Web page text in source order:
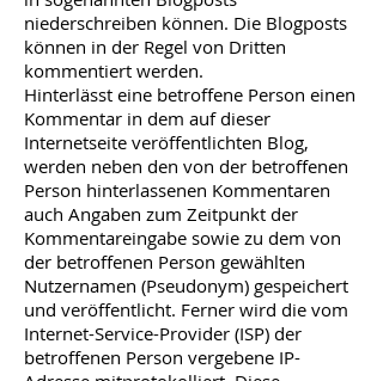
niederschreiben können. Die Blogposts
können in der Regel von Dritten
kommentiert werden.
Hinterlässt eine betroffene Person einen
Kommentar in dem auf dieser
Internetseite veröffentlichten Blog,
werden neben den von der betroffenen
Person hinterlassenen Kommentaren
auch Angaben zum Zeitpunkt der
Kommentareingabe sowie zu dem von
der betroffenen Person gewählten
Nutzernamen (Pseudonym) gespeichert
und veröffentlicht. Ferner wird die vom
Internet-Service-Provider (ISP) der
betroffenen Person vergebene IP-